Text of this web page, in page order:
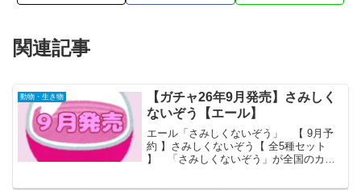
関連記事
動物・生き物
【ガチャ26年9月発売】さみしく
ないぞう【エール】
エール「さみしくないぞう」 【 9月予
約 】さみしくないぞう【 全5種セット
】 「さみしくないぞう」が全国のカプ